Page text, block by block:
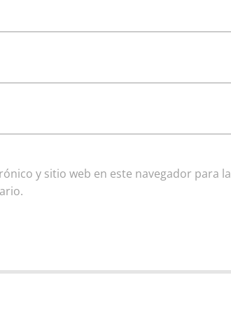
y sitio web en este navegador para la